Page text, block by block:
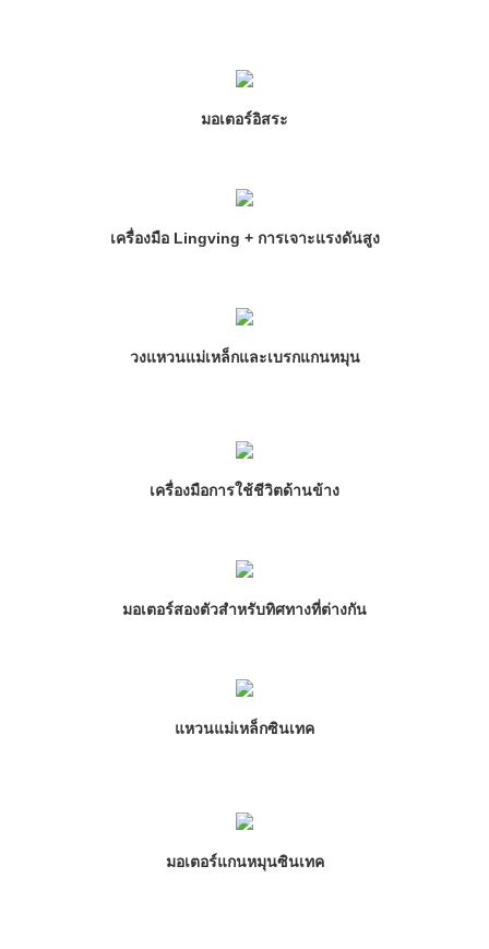
มอเตอร์อิสระ
เครื่องมือ Lingving + การเจาะแรงดันสูง
วงแหวนแม่เหล็กและเบรกแกนหมุน
เครื่องมือการใช้ชีวิตด้านข้าง
มอเตอร์สองตัวสำหรับทิศทางที่ต่างกัน
แหวนแม่เหล็กซินเทค
มอเตอร์แกนหมุนซินเทค